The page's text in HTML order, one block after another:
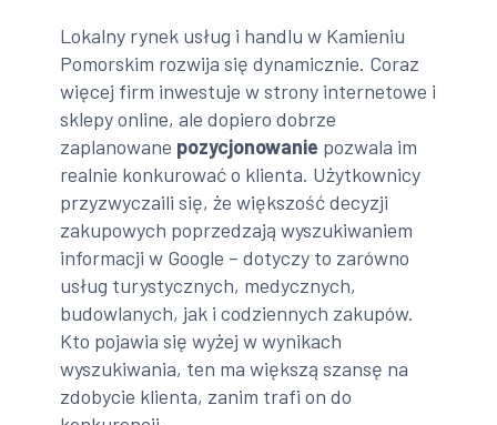
Lokalny rynek usług i handlu w Kamieniu
Pomorskim rozwija się dynamicznie. Coraz
więcej firm inwestuje w strony internetowe i
sklepy online, ale dopiero dobrze
zaplanowane pozycjonowanie pozwala im
realnie konkurować o klienta. Użytkownicy
przyzwyczaili się, że większość decyzji
zakupowych poprzedzają wyszukiwaniem
informacji w Google – dotyczy to zarówno
usług turystycznych, medycznych,
budowlanych, jak i codziennych zakupów.
Kto pojawia się wyżej w wynikach
wyszukiwania, ten ma większą szansę na
zdobycie klienta, zanim trafi on do